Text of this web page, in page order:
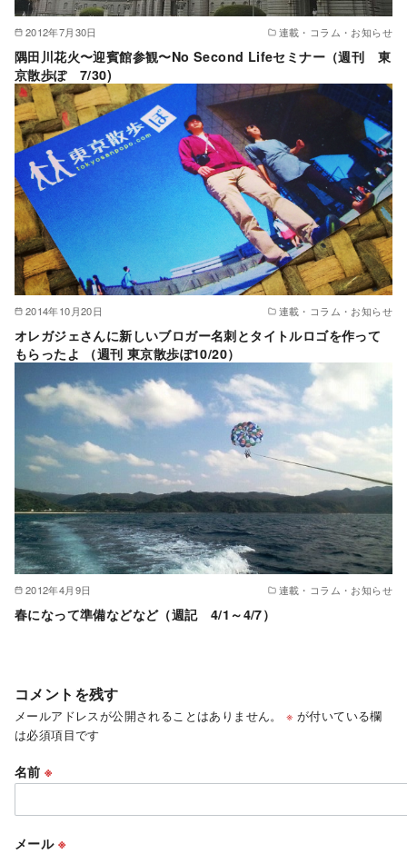
2012年7月30日 連載・コラム・お知らせ
隅田川花火〜迎賓館参観〜No Second Lifeセミナー（週刊 東
京散歩ぽ 7/30)
2014年10月20日 連載・コラム・お知らせ
オレガジェさんに新しいブロガー名刺とタイトルロゴを作って
もらったよ （週刊 東京散歩ぽ10/20）
2012年4月9日 連載・コラム・お知らせ
春になって準備などなど（週記 4/1～4/7）
コメントを残す
メールアドレスが公開されることはありません。 ※ が付いている欄
は必須項目です
名前※
メール ※